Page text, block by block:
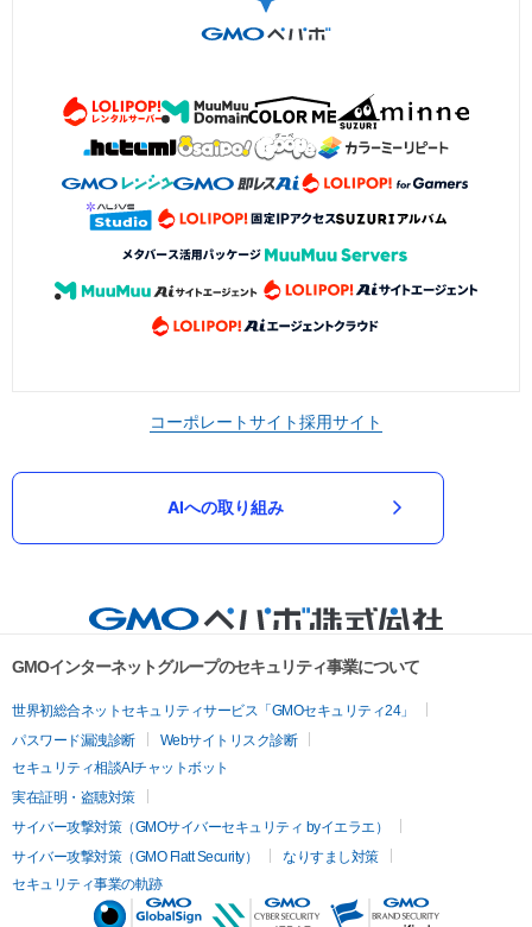
コーポレートサイト採用サイト
AIへの取り組み
GMOインターネットグループのセキュリティ事業について
世界初総合ネットセキュリティサービス「GMOセキュリティ24」
パスワード漏洩診断
Webサイトリスク診断
セキュリティ相談AIチャットボット
実在証明・盗聴対策
サイバー攻撃対策（GMOサイバーセキュリティ byイエラエ）
サイバー攻撃対策（GMO Flatt Security）
なりすまし対策
セキュリティ事業の軌跡